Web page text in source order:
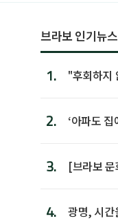
브라보 인기뉴스
1.
"후회하지
2.
‘아파도
3.
[브라보
4. 광명, 시간